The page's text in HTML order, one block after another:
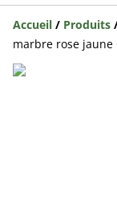
Accueil / Produits
marbre rose